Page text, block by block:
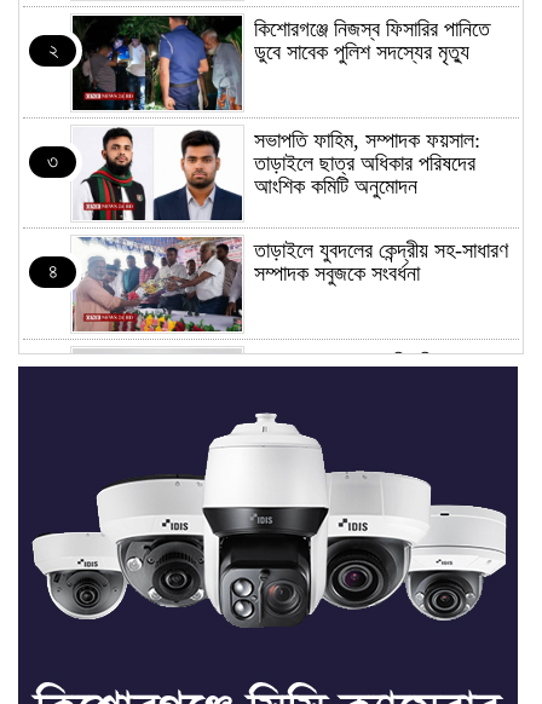
২
কিশোরগঞ্জে নিজস্ব ফিসারির পানিতে
ডুবে সাবেক পুলিশ সদস্যের মৃত্যু
৩
সভাপতি ফাহিম, সম্পাদক ফয়সাল:
তাড়াইলে ছাত্র অধিকার পরিষদের
আংশিক কমিটি অনুমোদন
৪
তাড়াইলে যুবদলের কেন্দ্রীয় সহ-সাধারণ
সম্পাদক সবুজকে সংবর্ধনা
৪ মন্ত্রণালয়ে নতুন সচিব নিয়োগ, ২
শেখ হাসিনার সঙ্গে পালানোর ফ্লাইট
কীভাবে মিস করেছিলেন সালমান এফ
রহমান
৭
ভাত রান্নার সময় নরম হয়ে গেলে কী
করবেন
মৃত্যুদণ্ড বাদ না দেওয়ায়